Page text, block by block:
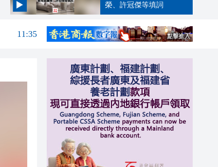
榮、許冠傑等填詞
11:45
11:35